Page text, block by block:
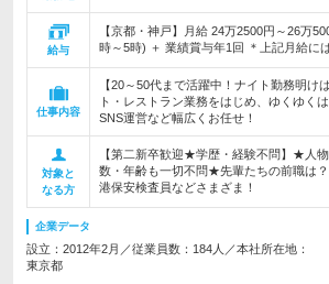
給与
【京都・神戸】月給 24万2500円～26万
時～5時) ＋ 業績賞与年1回 ＊上記月給に
仕事内容
【20～50代まで活躍中！ナイト勤務明け
ト・レストラン業務をはじめ、ゆくゆく
SNS運営など幅広くお任せ！
対象と
なる方
【第二新卒歓迎★学歴・経験不問】★人
数・年齢も一切不問★先輩たちの前職は
港保安検査員などさまざま！
企業データ
設立：2012年2月／従業員数：184人／本社所在地：
東京都